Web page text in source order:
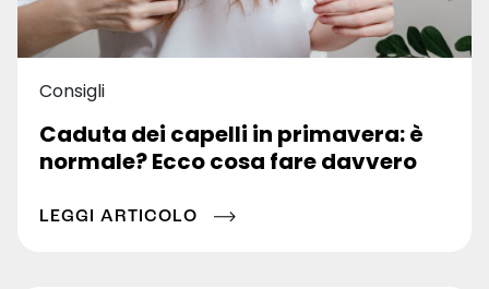
Consigli
Caduta dei capelli in primavera: è
normale? Ecco cosa fare davvero
LEGGI ARTICOLO